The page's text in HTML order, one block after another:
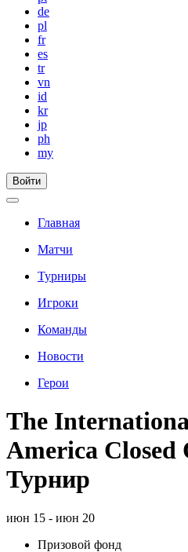
de
pl
fr
es
tr
vn
id
kr
jp
ph
my
Войти
Главная
Матчи
Турниры
Игроки
Команды
Новости
Герои
The
America
Турнир
июн 15 - июн 20
Призовой фонд